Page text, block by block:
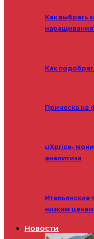
Как выбрать
Как
Прическа на
uXprice-
аналитика
Итальянские
низким
Новости